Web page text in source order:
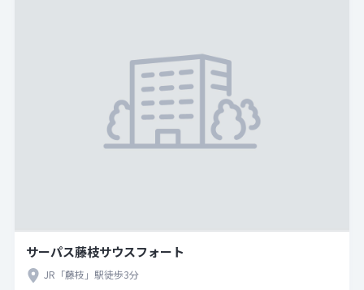
サーパス藤枝サウスフォート
JR「藤枝」駅徒歩3分